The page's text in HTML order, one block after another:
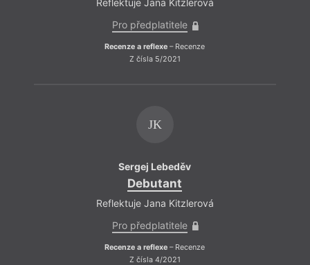
Reflektuje Jana Kitzlerová
Pro předplatitele
Recenze a reflexe – Recenze
Z čísla 5/2021
JK
Sergej Lebeděv
Debutant
Reflektuje Jana Kitzlerová
Pro předplatitele
Recenze a reflexe – Recenze
Z čísla 4/2021